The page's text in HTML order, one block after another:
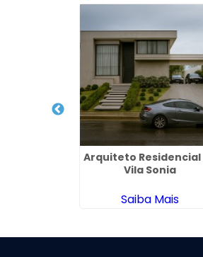
Arquiteto Residencial
Vila Sonia
Saiba Mais